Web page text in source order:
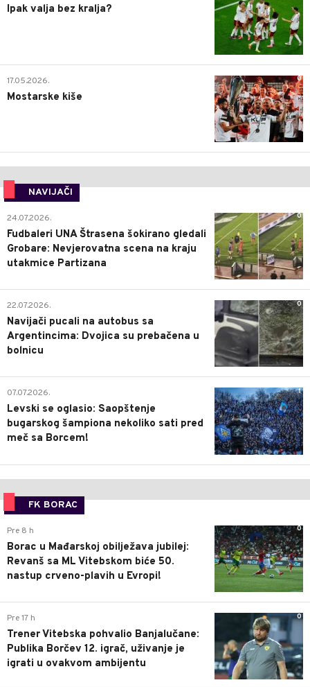
Ipak valja bez kralja?
0
17.05.2026.
Mostarske kiše
NAVIJAČI
0
24.07.2026.
Fudbaleri UNA Štrasena šokirano gledali
Grobare: Nevjerovatna scena na kraju
utakmice Partizana
0
22.07.2026.
Navijači pucali na autobus sa
Argentincima: Dvojica su prebačena u
bolnicu
1
07.07.2026.
Levski se oglasio: Saopštenje
bugarskog šampiona nekoliko sati pred
meč sa Borcem!
FK BORAC
0
Pre 8 h
Borac u Mađarskoj obilježava jubilej:
Revanš sa ML Vitebskom biće 50.
nastup crveno-plavih u Evropi!
0
Pre 17 h
Trener Vitebska pohvalio Banjalučane:
Publika Borčev 12. igrač, uživanje je
igrati u ovakvom ambijentu